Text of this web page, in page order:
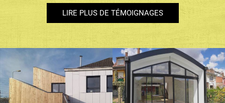
LIRE PLUS DE TÉMOIGNAGES